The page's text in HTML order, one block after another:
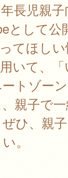
長児親
として公
てほし
いて、
トゾー
親子で
ひ、親
。